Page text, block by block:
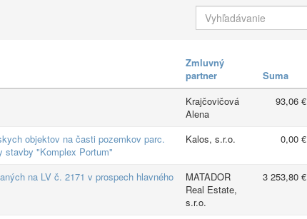
Zmluvný
partner
Suma
Krajčovičová
Alena
93,06 €
objektov na časti pozemkov parc.
stavby "Komplex Portum"
Kalos, s.r.o. 0,00 €
na LV č. 2171 v prospech hlavného
MATADOR
Real Estate,
s.r.o.
3 253,80 €